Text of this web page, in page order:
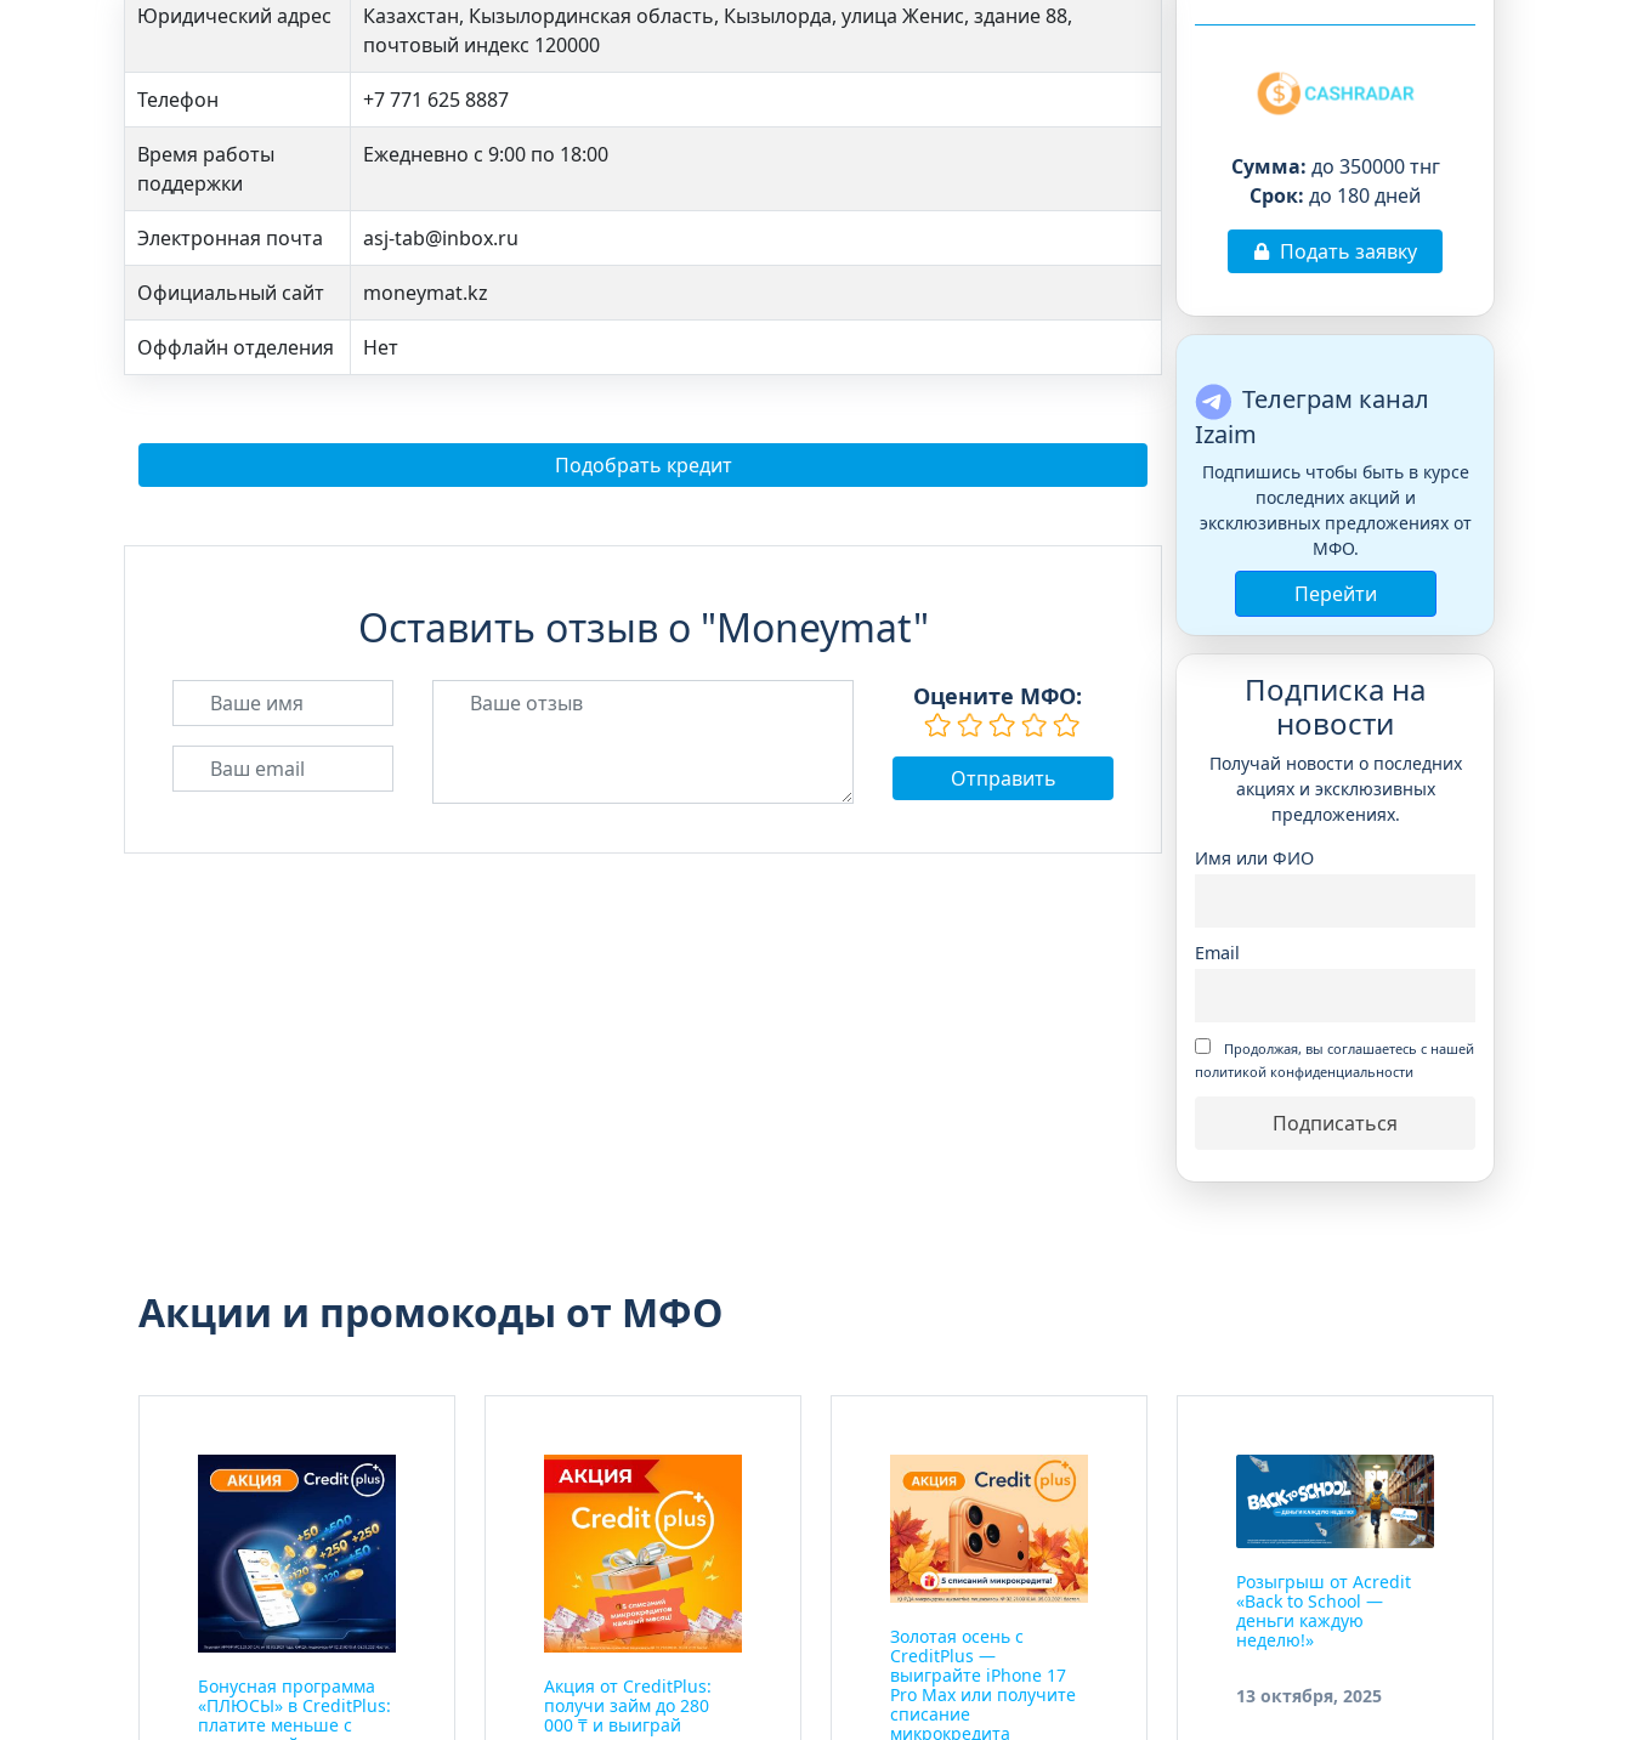
Юридический адрес
Казахстан, Кызылординская область, Кызылорда, улица Женис, здание 88,
почтовый индекс 120000
Телефон +7 771 625 8887
Время работы
поддержки
Ежедневно с 9:00 по 18:00
Электронная почта asj-tab@inbox.ru
Официальный сайт moneymat.kz
Оффлайн отделения Нет
Подобрать кредит
Оставить отзыв о "Moneymat"
Оцените МФО:
Сумма: до 350000 тнг
Срок: до 180 дней
Подать заявку
Телеграм канал
Izaim
Подпишись чтобы быть в курсе
последних акций и
эксклюзивных предложениях от
МФО.
Перейти
Подписка на
новости
Получай новости о последних
акциях и эксклюзивных
предложениях.
Имя или ФИО
Email
Продолжая, вы соглашаетесь с нашей
политикой конфиденциальности
Акции и промокоды от МФО
Бонусная программа
«ПЛЮСЫ» в CreditPlus:
платите меньше с
Акция от CreditPlus:
получи займ до 280
000 ₸ и выиграй
Золотая осень с
CreditPlus —
выиграйте iPhone 17
Pro Max или получите
списание
микрокредита
Розыгрыш от Acredit
«Back to School —
деньги каждую
неделю!»
13 октября, 2025